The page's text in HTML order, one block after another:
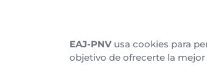
Afíliate
Suscríbete al boletín
EAJ-PNV usa cookies para
objetivo de ofrecerte la